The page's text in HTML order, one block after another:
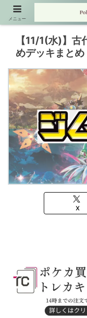
【11/1(水)】
めデッキまとめ
X
メニュー